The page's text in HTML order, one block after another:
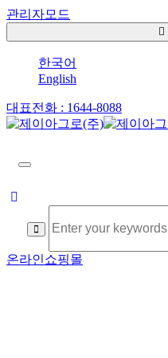
관리자모드
한국어
English
대표전화 : 1644-8088
toggle
온라인쇼핑몰